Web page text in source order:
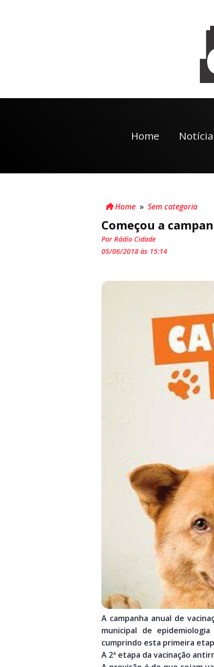
Home
Home » Sem categoria
Começou a
Por Rádio Cidade
05/06/2018 às 15:14
A campanha anual de
municipal de
cumprindo esta primeira
A 2ª etapa da vacinação